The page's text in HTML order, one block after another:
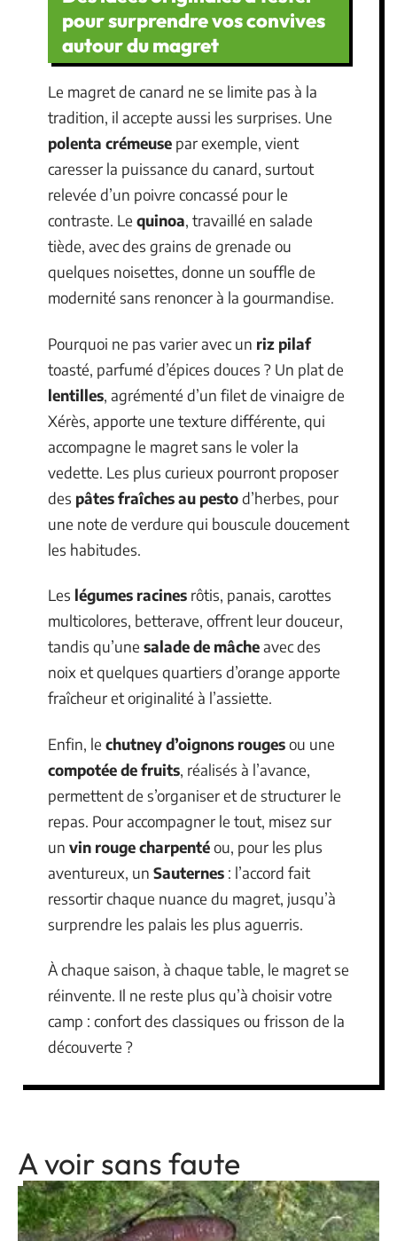
pour surprendre vos convives
autour du magret
Le magret de canard ne se limite pas à la
tradition, il accepte aussi les surprises. Une
polenta crémeuse par exemple, vient
caresser la puissance du canard, surtout
relevée d’un poivre concassé pour le
contraste. Le quinoa, travaillé en salade
tiède, avec des grains de grenade ou
quelques noisettes, donne un souffle de
modernité sans renoncer à la gourmandise.
Pourquoi ne pas varier avec un riz pilaf
toasté, parfumé d’épices douces ? Un plat de
lentilles, agrémenté d’un filet de vinaigre de
Xérès, apporte une texture différente, qui
accompagne le magret sans le voler la
vedette. Les plus curieux pourront proposer
des pâtes fraîches au pestod’herbes, pour
une note de verdure qui bouscule doucement
les habitudes.
Les légumes racines rôtis, panais, carottes
multicolores, betterave, offrent leur douceur,
tandis qu’une salade de mâcheavec des
noix et quelques quartiers d’orange apporte
fraîcheur et originalité à l’assiette.
Enfin, le chutney d’oignons rougesou une
compotée de fruits, réalisés à l’avance,
permettent de s’organiser et de structurer le
repas. Pour accompagner le tout, misez sur
un vin rouge charpentéou, pour les plus
aventureux, un Sauternes : l’accord fait
ressortir chaque nuance du magret, jusqu’à
surprendre les palais les plus aguerris.
À chaque saison, à chaque table, le magret se
réinvente. Il ne reste plus qu’à choisir votre
camp : confort des classiques ou frisson de la
découverte ?
A voir sans faute